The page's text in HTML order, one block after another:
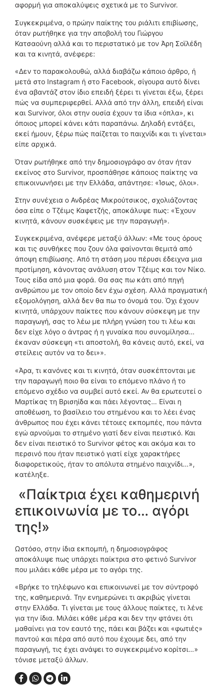
αφορμή για αποκαλύψεις σχετικά με το Survivor.
Συγκεκριμένα, ο πρώην παίκτης του ριάλιτι επιβίωσης,
όταν ρωτήθηκε για την αποβολή του Γιώργου
Κατσαούνη αλλά και το περιστατικό με τον Άρη Σοϊλέδη
και τα κινητά, ανέφερε:
«Δεν το παρακολουθώ, αλλά διαβάζω κάποιο άρθρο, ή
μετά στο Instagram ή στο Facebook, σίγουρα αυτό δίνει
ένα αβαντάζ στον ίδιο επειδή ξέρει τι γίνεται έξω, ξέρει
πώς να συμπεριφερθεί. Αλλά από την άλλη, επειδή είναι
και Survivor, όλοι στην ουσία έχουν τα ίδια «όπλα», κι
όποιος μπορεί κάνει κάτι παραπάνω. Δηλαδή εντάξει,
εκεί ήμουν, ξέρω πώς παίζεται το παιχνίδι και τι γίνεται»
είπε αρχικά.
Όταν ρωτήθηκε από την δημοσιογράφο αν όταν ήταν
εκείνος στο Survivor, προσπάθησε κάποιος παίκτης να
επικοινωνήσει με την Ελλάδα, απάντησε: «Ίσως, όλοι».
Στην συνέχεια ο Ανδρέας Μικρούτσικος, σχολιάζοντας
όσα είπε ο Τζέιμς Καφετζής, αποκάλυψε πως: «Έχουν
κινητά, κάνουν συσκέψεις με την παραγωγή».
Συγκεκριμένα, ανέφερε μεταξύ άλλων: «Με τους όρους
και τις συνθήκες που ζουν όλα φαίνονται θεμιτά από
άποψη επιβίωσης. Από τη στάση μου πέρυσι έδειχνα μια
προτίμηση, κάνοντας ανάλυση στον Τζέιμς και τον Νίκο.
Τους είδα από μια φορά. Θα σας πω κάτι από πηγή
ανθρώπου με τον οποίο δεν έχω σχέση. Αλλά πραγματική
εξομολόγηση, αλλά δεν θα πω το όνομά του. Όχι έχουν
κινητά, υπάρχουν παίκτες που κάνουν σύσκεψη με την
παραγωγή, σας το λέω με πλήρη γνώση του τι λέω και
δεν είχε λόγο ο άντρας ή η γυναίκα που συνομίλησα…
έκαναν σύσκεψη «τι αποστολή, θα κάνεις αυτό, εκεί, να
στείλεις αυτόν να το δει»».
«Άρα, τι κανόνες και τι κινητά, όταν συσκέπτονται με
την παραγωγή ποιο θα είναι το επόμενο πλάνο ή το
επόμενο σχέδιο να συμβεί αυτό εκεί. Αν θα ερωτευτεί ο
Μαρτίκας τη Βρισηίδα και πάει λέγοντας… Είναι η
αποθέωση, το βασίλειο του στημένου και το λέει ένας
άνθρωπος που έχει κάνει τέτοιες εκπομπές, που πάντα
εγώ αρνούμαι το στημένο γιατί δεν είναι πειστικό. Και
δεν είναι πειστικό το Survivor φέτος και ακόμα και το
περσινό που ήταν πειστικό γιατί είχε χαρακτήρες
διαφορετικούς, ήταν το απόλυτα στημένο παιχνίδι…»,
κατέληξε.
«Παίκτρια έχει καθημερινή
επικοινωνία με το… αγόρι
της!»
Ωστόσο, στην ίδια εκπομπή, η δημοσιογράφος
αποκάλυψε πως υπάρχει παίκτρια στο φετινό Survivor
που μιλάει κάθε μέρα με το αγόρι της.
«Βρήκε το τηλέφωνο και επικοινωνεί με τον σύντροφό
της, καθημερινά. Την ενημερώνει τι ακριβώς γίνεται
στην Ελλάδα. Τι γίνεται με τους άλλους παίκτες, τι λένε
για την ίδια. Μιλάει κάθε μέρα και δεν την φτάνει ότι
μαθαίνει για τον εαυτό της, πάει και βάζει και «φωτιές»
παντού και πέρα από αυτό που έχουμε δει, από την
παραγωγή, τις έχει ανάψει το συγκεκριμένο κορίτσι…»
τόνισε μεταξύ άλλων.